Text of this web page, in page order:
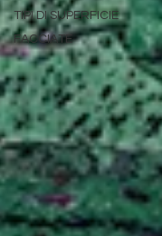
TIPI DI SUPERFICIE
FACCIATE